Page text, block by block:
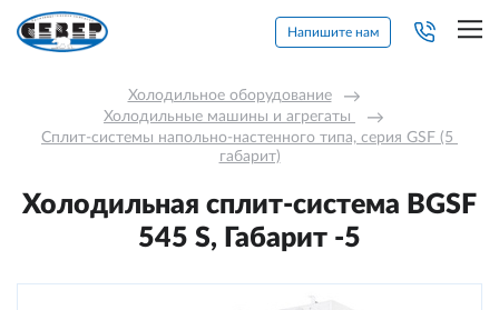
Напишите нам
Холодильное оборудование →
Холодильные машины и агрегаты →
Сплит-системы напольно-настенного типа, серия GSF (5
габарит)
Холодильная сплит-система BGSF
545 S, Габарит -5